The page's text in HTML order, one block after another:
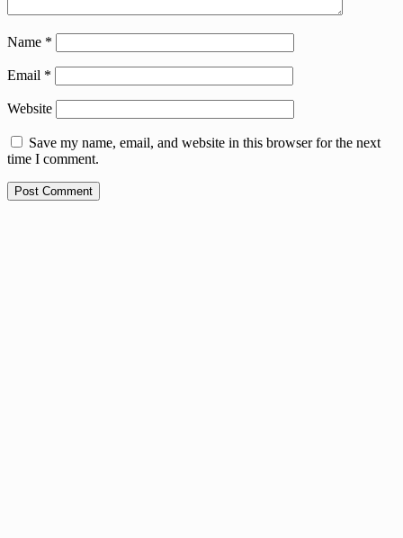
Name *
Email *
Website
Save my name, email, and website in this browser for the next
time I comment.